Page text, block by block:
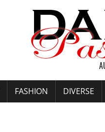
FASHION DIVERSE